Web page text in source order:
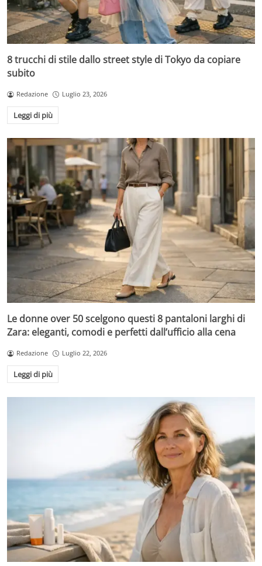
8 trucchi di stile dallo street style di Tokyo da copiare
subito
Redazione Luglio 23, 2026
Leggi di più
Le donne over 50 scelgono questi 8 pantaloni larghi di
Zara: eleganti, comodi e perfetti dall’ufficio alla cena
Redazione Luglio 22, 2026
Leggi di più